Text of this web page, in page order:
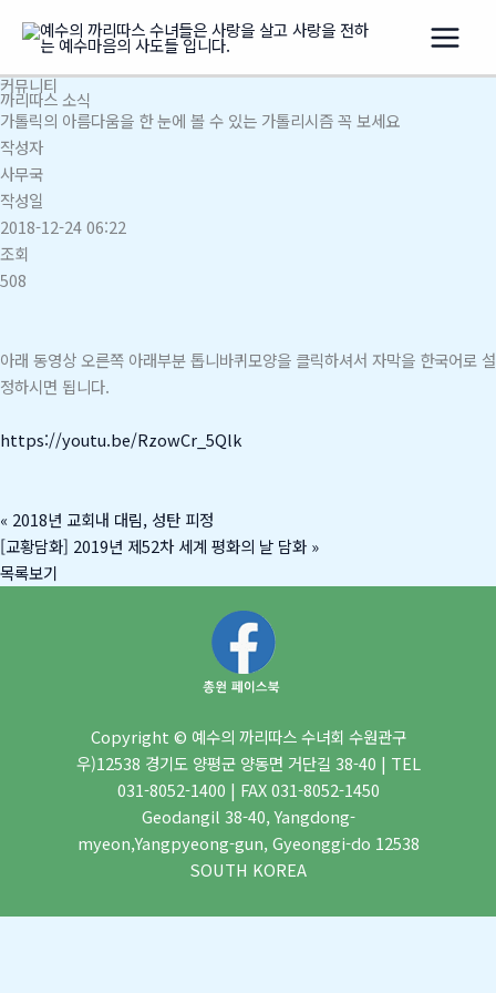
로
건
너
뛰
기
커뮤니티
까리따스 소식
가톨릭의 아름다움을 한 눈에 볼 수 있는 가톨리시즘 꼭 보세요
작성자
사무국
작성일
2018-12-24 06:22
조회
508
아래 동영상 오른쪽 아래부분 톱니바퀴모양을 클릭하셔서 자막을 한국어로 설
정하시면 됩니다.
https://youtu.be/RzowCr_5Qlk
« 2018년 교회내 대림, 성탄 피정
[교황담화] 2019년 제52차 세계 평화의 날 담화 »
목록보기
Copyright © 예수의 까리따스 수녀회 수원관구
우)12538 경기도 양평군 양동면 거단길 38-40 | TEL
031-8052-1400 | FAX 031-8052-1450
Geodangil 38-40, Yangdong-
myeon,Yangpyeong-gun, Gyeonggi-do 12538
SOUTH KOREA